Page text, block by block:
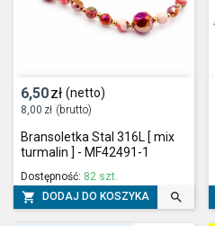
6,50zł (netto)
8,00 zł (brutto)
Bransoletka Stal 316L [ mix
turmalin ] - MF42491-1
Dostępność: 82 szt.
 DODAJ DO KOSZYKA 